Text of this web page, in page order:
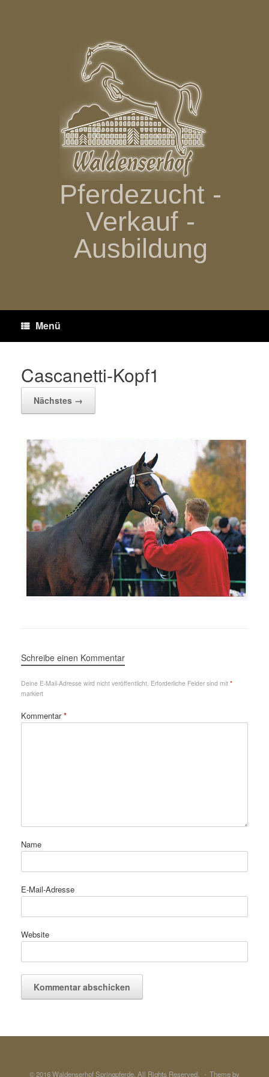
Pferdezucht -
Verkauf -
Ausbildung
Menü
Cascanetti-Kopf1
Nächstes →
Schreibe einen Kommentar
Deine E-Mail-Adresse wird nicht veröffentlicht. Erforderliche Felder sind mit *
markiert
Kommentar*
Name
E-Mail-Adresse
Website
© 2016 Waldenserhof Springpferde. All Rights Reserved. Theme by